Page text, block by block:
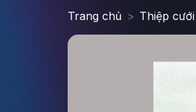
Trang chủ Thiệp cưới